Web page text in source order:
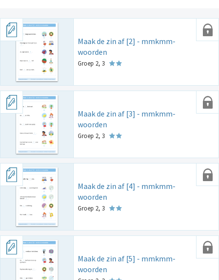
Maak de zin af [2] - mmkmm-
woorden
Groep 2, 3
Maak de zin af [3] - mmkmm-
woorden
Groep 2, 3
Maak de zin af [4] - mmkmm-
woorden
Groep 2, 3
Maak de zin af [5] - mmkmm-
woorden